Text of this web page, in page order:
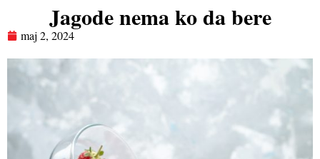
Jagode nema ko da bere
maj 2, 2024